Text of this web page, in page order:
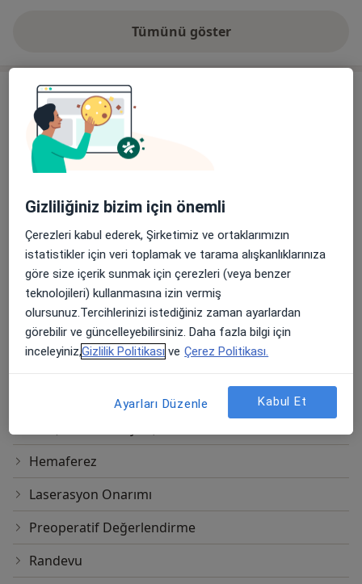
Tümünü gösterdeneyim hakkında
Hizmetler
Başlıca Hizmetler
Kadın Hastalıkları Ve Doğum Randevusu
Paşakent Mahallesi Şehit Hakan Palabıyık caddesi
Dr Emre Merter Mart Özel Muayenehanesi 1
Paşakent Mahallesi Şehit Hakan Palabıyık caddesi
Saltanatlı konakları işyeri, Bandırma, Balıkesir
Dr Emre Merter Mart Özel Muayenehanesi 1
Diğer Hizmetler
4 Boyutlu Ultrason
Da Vinci Robotik Cerrahi
Elektron Işınlı Bilgisayarlı Tomografi
Hemaferez
Laserasyon Onarımı
Preoperatif Değerlendirme
Randevu
Gizliliğiniz bizim için önemli
Çerezleri kabul ederek, Şirketimiz ve ortaklarımızın
istatistikler için veri toplamak ve tarama alışkanlıklarınıza
göre size içerik sunmak için çerezleri (veya benzer
teknolojileri) kullanmasına izin vermiş
olursunuz.Tercihlerinizi istediğiniz zaman ayarlardan
görebilir ve güncelleyebilirsiniz. Daha fazla bilgi için
inceleyiniz,Gizlilik Politikası ve Çerez Politikası.
Ayarları Düzenle Kabul Et